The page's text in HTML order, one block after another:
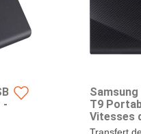
-
Samsung
T9
Vitesses
écriture